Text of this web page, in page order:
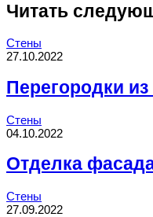
Читать
Стены
27.10.2022
Перегородки
Стены
04.10.2022
Отделка
Стены
27.09.2022